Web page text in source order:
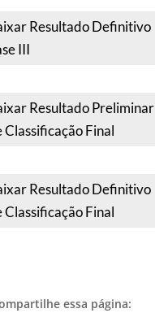
Resultado Definitivo
III
Resultado Preliminar
Classificação Final
Resultado Definitivo
Classificação Final
essa página: